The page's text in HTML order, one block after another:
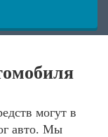
могут в
авто. Мы